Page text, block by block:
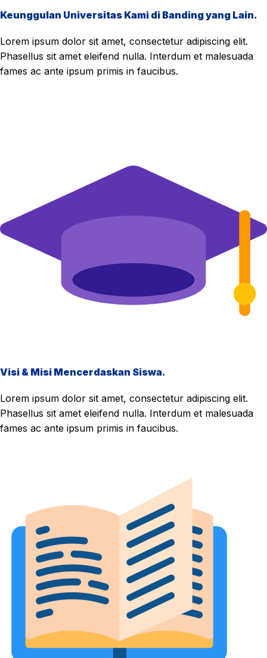
Keunggulan Universitas Kami di Banding yang Lain.
Lorem ipsum dolor sit amet, consectetur adipiscing elit.
Phasellus sit amet eleifend nulla. Interdum et malesuada
fames ac ante ipsum primis in faucibus.
Visi & Misi Mencerdaskan Siswa.
Lorem ipsum dolor sit amet, consectetur adipiscing elit.
Phasellus sit amet eleifend nulla. Interdum et malesuada
fames ac ante ipsum primis in faucibus.